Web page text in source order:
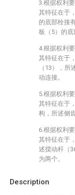
Description
3.根据权利
其特征在于
的底部栓接
板（5）的底
4.根据权利
其特征在于
（13），
动连接。
5.根据权利
其特征在于
构，所述侧
6.根据权利
其特征在于
述搅动杆（
为两个。